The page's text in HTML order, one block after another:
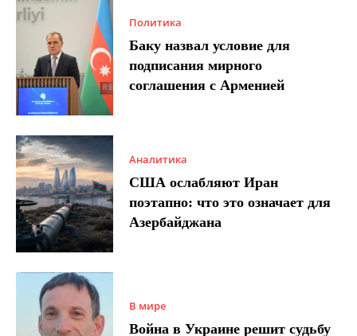
Политика
Баку назвал условие для
подписания мирного
соглашения с Арменией
Аналитика
США ослабляют Иран
поэтапно: что это означает для
Азербайджана
В мире
Война в Украине решит судьбу